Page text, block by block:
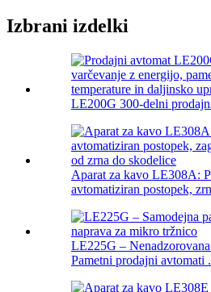
Izbrani izdelki
LE200G 300-delni
Aparat za kavo LE308A:
avtomatiziran postopek,
LE225G –
Pametni prodajni avtomati